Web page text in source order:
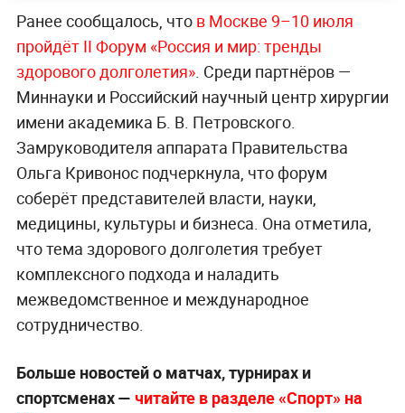
Ранее сообщалось, что в Москве 9–10 июля
пройдёт II Форум «Россия и мир: тренды
здорового долголетия». Среди партнёров —
Миннауки и Российский научный центр хирургии
имени академика Б. В. Петровского.
Замруководителя аппарата Правительства
Ольга Кривонос подчеркнула, что форум
соберёт представителей власти, науки,
медицины, культуры и бизнеса. Она отметила,
что тема здорового долголетия требует
комплексного подхода и наладить
межведомственное и международное
сотрудничество.
Больше новостей о матчах, турнирах и
спортсменах — читайте в разделе «Спорт» на